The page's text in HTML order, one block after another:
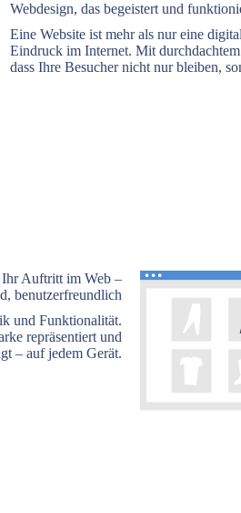
Webdesign, das begeistert und
Eine Website ist mehr als nur eine
Eindruck im Internet. Mit
dass Ihre Besucher nicht nur bleiben,
Ihr Auftritt im Web –
benutzerfreundlich
und Funktionalität.
repräsentiert und
– auf jedem Gerät.